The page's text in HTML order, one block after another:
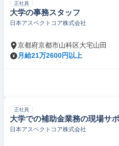
正社員
大学の事務スタッフ
日本アスペクトコア株式会社
京都府京都市山科区大宅山田
月給21万2600円以上
正社員
大学での補助金業務の現場サ
日本アスペクトコア株式会社